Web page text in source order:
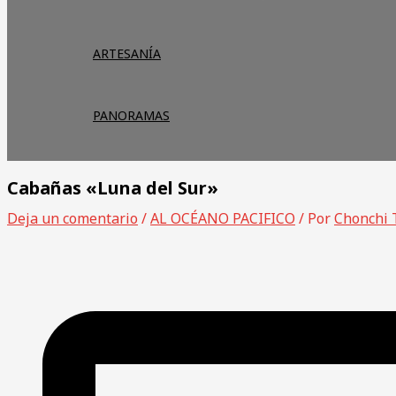
ARTESANÍA
PANORAMAS
Cabañas «Luna del Sur»
Deja un comentario /AL OCÉANO PACIFICO / PorChonchi